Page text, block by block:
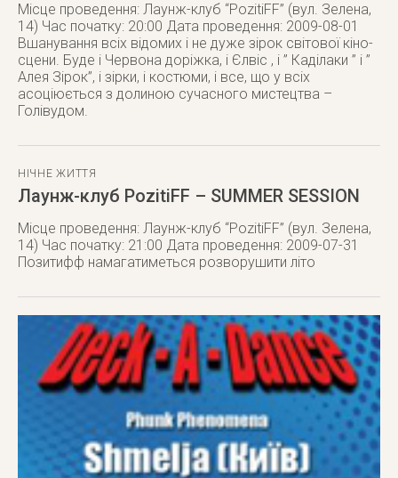
Місце проведення: Лаунж-клуб “PozitiFF” (вул. Зелена,
14) Час початку: 20:00 Дата проведення: 2009-08-01
Вшанування всіх відомих і не дуже зірок світової кіно-
сцени. Буде і Червона доріжка, і Єлвіс , і ” Каділаки ” і ”
Алея Зірок”, і зірки, і костюми, і все, що у всіх
асоціюється з долиною сучасного мистецтва –
Голівудом.
НІЧНЕ ЖИТТЯ
Лаунж-клуб PozitiFF – SUMMER SESSION
Місце проведення: Лаунж-клуб “PozitiFF” (вул. Зелена,
14) Час початку: 21:00 Дата проведення: 2009-07-31
Позитифф намагатиметься розворушити літо